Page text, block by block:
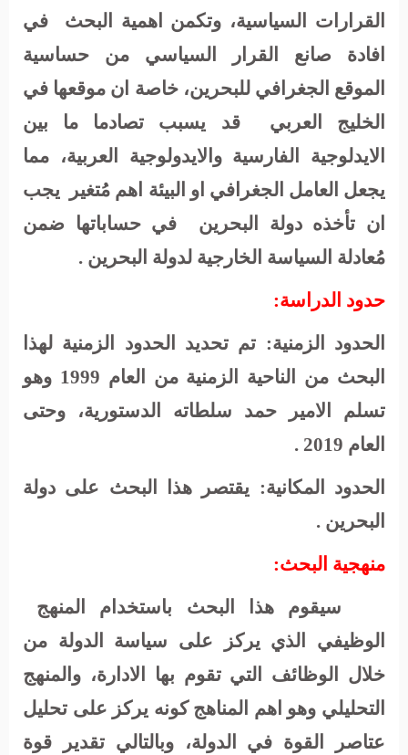
القرارات السياسية، وتكمن اهمية البحث
في
افادة صانع القرار السياسي من حساسية
الموقع الجغرافي للبحرين، خاصة ان موقعها في
الخليج العربي
قد يسبب تصادما ما بين
الايدلوجية الفارسية والايدولوجية العربية، مما
يجعل العامل الجغرافي او البيئة اهم مُتغير
يجب
ان تأخذه دولة البحرين
في حساباتها ضمن
مُعادلة السياسة الخارجية لدولة البحرين .
حدود الدراسة:
الحدود الزمنية: تم تحديد الحدود الزمنية لهذا
البحث من الناحية الزمنية من العام 1999 وهو
تسلم الامير حمد سلطاته الدستورية، وحتى
العام 2019 .
الحدود المكانية: يقتصر هذا البحث على دولة
البحرين .
منهجية البحث:
سيقوم هذا البحث باستخدام المنهج
الوظيفي الذي يركز على سياسة الدولة من
خلال الوظائف التي تقوم بها الادارة، والمنهج
التحليلي وهو اهم المناهج كونه يركز على تحليل
عتاصر القوة في الدولة، وبالتالي تقدير قوة